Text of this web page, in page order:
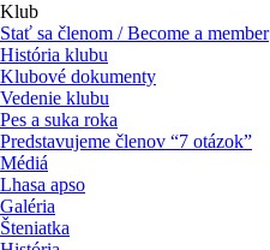
Klub
Stať sa členom / Become a member
História klubu
Klubové dokumenty
Vedenie klubu
Pes a suka roka
Predstavujeme členov “7 otázok”
Médiá
Lhasa apso
Galéria
Šteniatka